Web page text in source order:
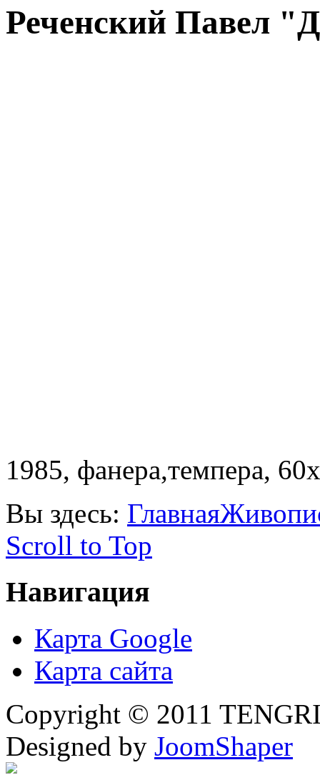
Реченский Павел
1985, фанера,темпера,
Вы здесь: Главная
Scroll to Top
Навигация
Карта Google
Карта сайта
Copyright © 2011
Designed by JoomShaper